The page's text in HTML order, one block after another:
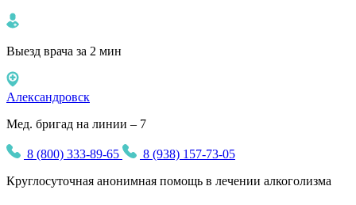
Выезд врача за 2 мин
Александровск
Мед. бригад на линии – 7
8 (800) 333-89-65
8 (938) 157-73-05
Круглосуточная анонимная помощь в лечении алкоголизма